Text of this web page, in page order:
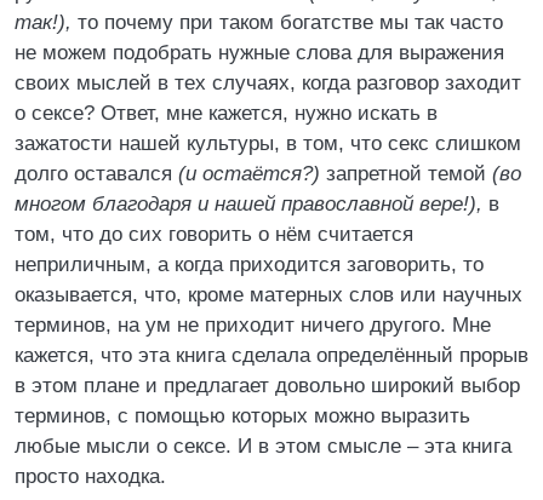
так!), то почему при таком богатстве мы так часто
не можем подобрать нужные слова для выражения
своих мыслей в тех случаях, когда разговор заходит
о сексе? Ответ, мне кажется, нужно искать в
зажатости нашей культуры, в том, что секс слишком
долго оставался (и остаётся?) запретной темой (во
многом благодаря и нашей православной вере!), в
том, что до сих говорить о нём считается
неприличным, а когда приходится заговорить, то
оказывается, что, кроме матерных слов или научных
терминов, на ум не приходит ничего другого. Мне
кажется, что эта книга сделала определённый прорыв
в этом плане и предлагает довольно широкий выбор
терминов, с помощью которых можно выразить
любые мысли о сексе. И в этом смысле – эта книга
просто находка.